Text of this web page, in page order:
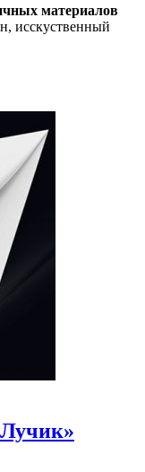
материалов
исскуственный